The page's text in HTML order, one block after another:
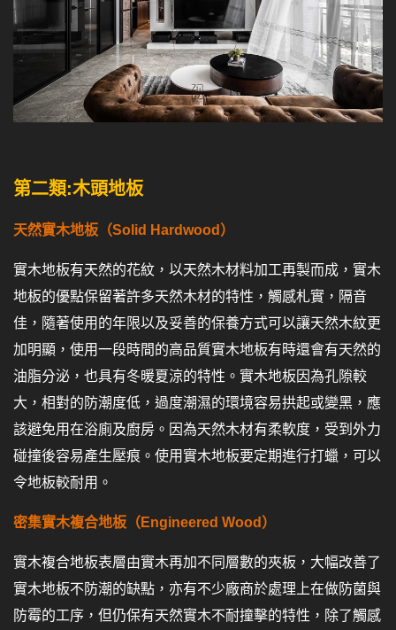
第二類:木頭地板
天然實木地板（Solid Hardwood）
實木地板有天然的花紋，以天然木材料加工再製而成，實木
地板的優點保留著許多天然木材的特性，觸感札實，隔音
佳，隨著使用的年限以及妥善的保養方式可以讓天然木紋更
加明顯，使用一段時間的高品質實木地板有時還會有天然的
油脂分泌，也具有冬暖夏涼的特性。實木地板因為孔隙較
大，相對的防潮度低，過度潮濕的環境容易拱起或變黑，應
該避免用在浴廁及廚房。因為天然木材有柔軟度，受到外力
碰撞後容易產生壓痕。使用實木地板要定期進行打蠟，可以
令地板較耐用。
密集實木複合地板（Engineered Wood）
實木複合地板表層由實木再加不同層數的夾板，大幅改善了
實木地板不防潮的缺點，亦有不少廠商於處理上在做防菌與
防霉的工序，但仍保有天然實木不耐撞擊的特性，除了觸感